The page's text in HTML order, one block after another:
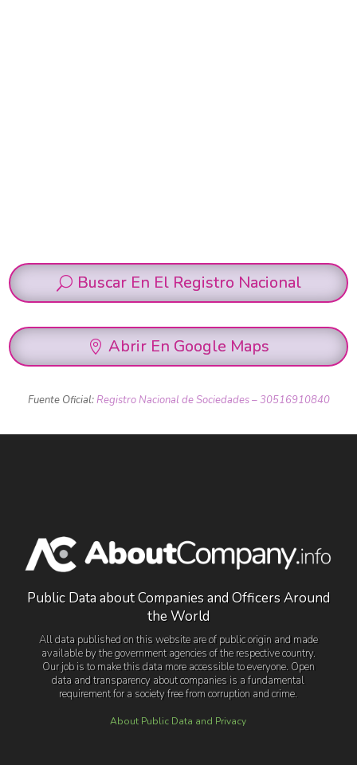
Buscar En El Registro Nacional
Abrir En Google Maps
Fuente Oficial:Registro Nacional de Sociedades – 30516910840
Public Data about Companies and Officers Around
the World
All data published on this website are of public origin and made
available by the government agencies of the respective country.
Our job is to make this data more accessible to everyone. Open
data and transparency about companies is a fundamental
requirement for a society free from corruption and crime.
About Public Data and Privacy